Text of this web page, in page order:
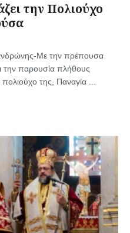
την Πολιούχο
Με την πρέπουσα
την παρουσία πλήθους
της, Παναγία ...